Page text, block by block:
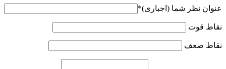
عنوان نظر شما (اجباری)*
نقاط قوت
نقاط ضعف